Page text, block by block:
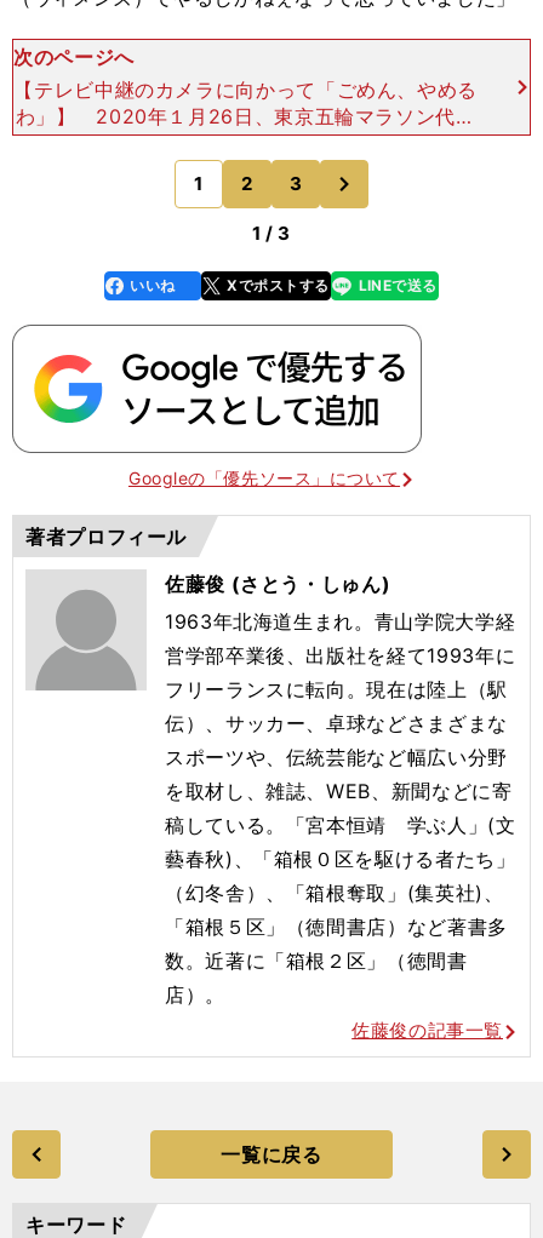
次のページへ
【テレビ中継のカメラに向かって「ごめん、やめる
わ」】 2020年１月26日、東京五輪マラソン代表
のラストチケットをかけて、福士は大阪国際女子マ
ラソンに出場した。代表選出への最低条件（２時間
22分22
1 2 3
1 / 3
faceboo
k
いいね Xでポストする
line LINEで送る
Googleの「優先ソース」について
著者プロフィール
佐藤俊 (さとう・しゅん)
1963年北海道生まれ。青山学院大学経
営学部卒業後、出版社を経て1993年に
フリーランスに転向。現在は陸上（駅
伝）、サッカー、卓球などさまざまな
スポーツや、伝統芸能など幅広い分野
を取材し、雑誌、WEB、新聞などに寄
稿している。「宮本恒靖 学ぶ人」(文
藝春秋)、「箱根０区を駆ける者たち」
（幻冬舎）、「箱根奪取」(集英社)、
「箱根５区」（徳間書店）など著書多
数。近著に「箱根２区」（徳間書
店）。
佐藤俊の記事一覧
一覧に戻る
キーワード